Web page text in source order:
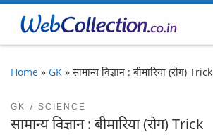
Skip to content
Home » GK » सामान्य विज्ञान : बीमारिया (रोग) Trick
GK SCIENCE
सामान्य विज्ञान : बीमारिया (रोग) Trick